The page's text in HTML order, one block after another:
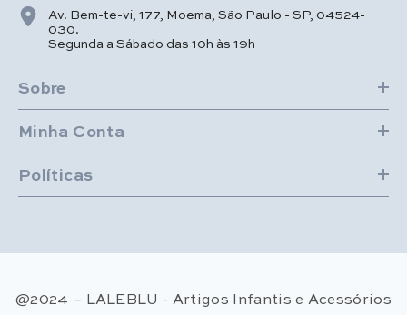
Av. Bem-te-vi, 177, Moema, São Paulo - SP, 04524-
030.
Segunda a Sábado das 10h às 19h
Sobre
Minha Conta
Políticas
@2024 – LALEBLU - Artigos Infantis e Acessórios